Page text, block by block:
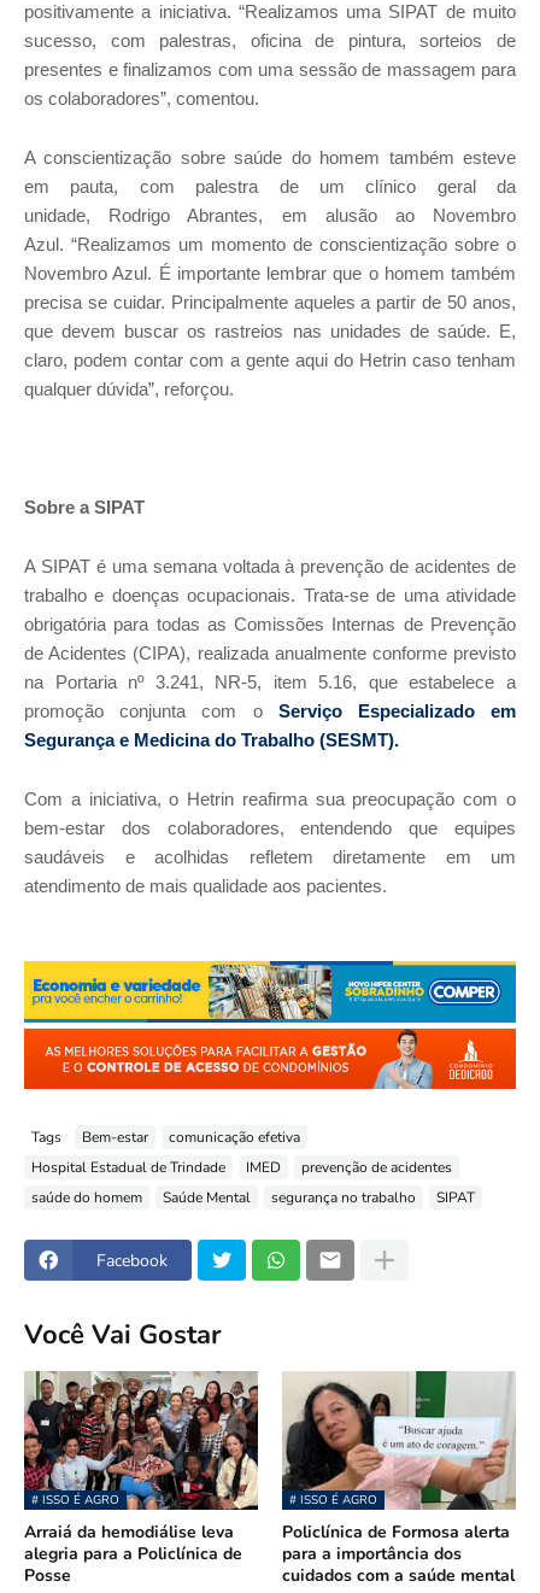
positivamente a iniciativa. “Realizamos uma SIPAT de muito
sucesso, com palestras, oficina de pintura, sorteios de
presentes e finalizamos com uma sessão de massagem para
os colaboradores”, comentou.
A conscientização sobre saúde do homem também esteve
em pauta, com palestra de um clínico geral da
unidade, Rodrigo Abrantes, em alusão ao Novembro
Azul. “Realizamos um momento de conscientização sobre o
Novembro Azul. É importante lembrar que o homem também
precisa se cuidar. Principalmente aqueles a partir de 50 anos,
que devem buscar os rastreios nas unidades de saúde. E,
claro, podem contar com a gente aqui do Hetrin caso tenham
qualquer dúvida”, reforçou.
Sobre a SIPAT
A SIPAT é uma semana voltada à prevenção de acidentes de
trabalho e doenças ocupacionais. Trata-se de uma atividade
obrigatória para todas as Comissões Internas de Prevenção
de Acidentes (CIPA), realizada anualmente conforme previsto
na Portaria nº 3.241, NR-5, item 5.16, que estabelece a
promoção conjunta com oServiço Especializado em
Segurança e Medicina do Trabalho (SESMT).
Com a iniciativa, o Hetrin reafirma sua preocupação com o
bem-estar dos colaboradores, entendendo que equipes
saudáveis e acolhidas refletem diretamente em um
atendimento de mais qualidade aos pacientes.
Tags Bem-estar
comunicação efetiva
Hospital Estadual de Trindade
IMED
prevenção de acidentes
saúde do homem
Saúde Mental segurança no trabalho SIPAT
Facebook
Você Vai Gostar
# ISSO É AGRO
Arraiá da hemodiálise leva
alegria para a Policlínica de
Posse
# ISSO É AGRO
Policlínica de Formosa alerta
para a importância dos
cuidados com a saúde mental